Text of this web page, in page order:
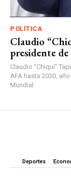
POLÍTICA
Claudio
presidente
Claudio “Chiqui”
AFA hasta 2030,
Mundial.
Deportes